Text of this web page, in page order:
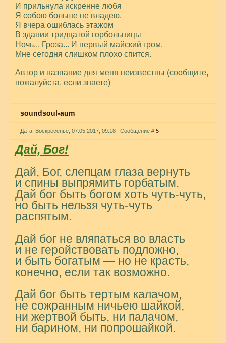
И прильнула искренне любя
Я собою больше не владею.
Я вчера ошиблась этажом
В здании тридцатой горбольницы
Ночь... Гроза... И первый майский гром.
Мне сегодня слишком плохо спится.
Автор и название для меня неизвестны (сообщите,
пожалуйста, если знаете)
soundsoul-aum
Дата: Воскресенье, 07.05.2017, 09:18 | Сообщение # 5
Дай, Бог!
Дай, Бог, слепцам глаза вернуть
и спины выпрямить горбатым.
Дай бог быть богом хоть чуть-чуть,
но быть нельзя чуть-чуть
распятым.
Дай бог не вляпаться во власть
и не геройствовать подложно,
и быть богатым — но не красть,
конечно, если так возможно.
Дай бог быть тертым калачом,
не сожранным ничьею шайкой,
ни жертвой быть, ни палачом,
ни барином, ни попрошайкой.